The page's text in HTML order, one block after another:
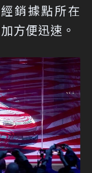
銷據點所在
方便迅速。